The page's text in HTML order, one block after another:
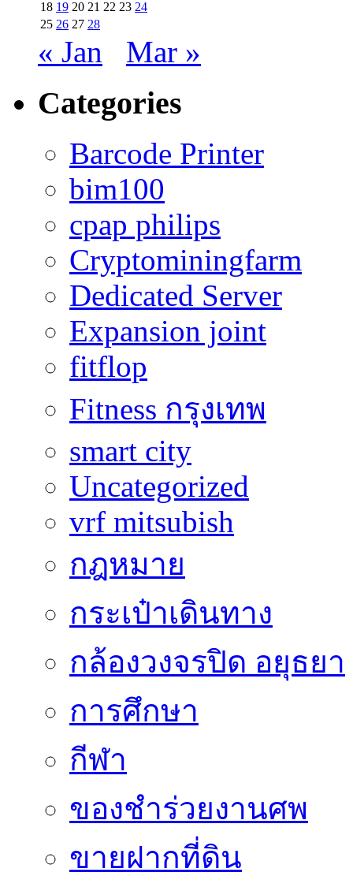
18 19 20 21 22 23 24
25 26 27 28
« Jan Mar »
Categories
Barcode Printer
bim100
cpap philips
Cryptominingfarm
Dedicated Server
Expansion joint
fitflop
Fitness กรุงเทพ
smart city
Uncategorized
vrf mitsubish
กฎหมาย
กระเป๋าเดินทาง
กล้องวงจรปิด อยุธยา
การศึกษา
กีฬา
ของชำร่วยงานศพ
ขายฝากที่ดิน